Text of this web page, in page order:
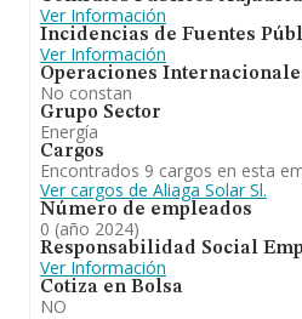
Ver Información
Incidencias de Fuentes
Ver Información
Operaciones
No constan
Grupo Sector
Energía
Cargos
Encontrados 9 cargos en esta
Ver cargos de Aliaga Solar Sl.
Número de empleados
0 (año 2024)
Responsabilidad Social
Ver Información
Cotiza en Bolsa
NO